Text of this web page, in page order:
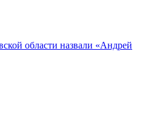
области назвали «Андрей